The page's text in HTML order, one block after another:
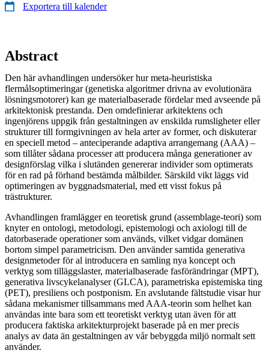
Exportera till kalender
Abstract
Den här avhandlingen undersöker hur meta-heuristiska
flermålsoptimeringar (genetiska algoritmer drivna av evolutionära
lösningsmotorer) kan ge materialbaserade fördelar med avseende på
arkitektonisk prestanda. Den omdefinierar arkitektens och
ingenjörens uppgik från gestaltningen av enskilda rumsligheter eller
strukturer till formgivningen av hela arter av former, och diskuterar
en speciell metod – anteciperande adaptiva arrangemang (AAA) –
som tillåter sådana processer att producera många generationer av
designförslag vilka i slutänden genererar individer som optimerats
för en rad på förhand bestämda målbilder. Särskild vikt läggs vid
optimeringen av byggnadsmaterial, med ett visst fokus på
trästrukturer.
Avhandlingen framlägger en teoretisk grund (assemblage-teori) som
knyter en ontologi, metodologi, epistemologi och axiologi till de
datorbaserade operationer som används, vilket vidgar domänen
bortom simpel parametricism. Den använder samtida generativa
designmetoder för al introducera en samling nya koncept och
verktyg som tilläggslaster, materialbaserade fasförändringar (MPT),
generativa livscykelanalyser (GLCA), parametriska epistemiska ting
(PET), presiliens och postponism. En avslutande fältstudie visar hur
sådana mekanismer tillsammans med AAA-teorin som helhet kan
användas inte bara som ett teoretiskt verktyg utan även för att
producera faktiska arkitekturprojekt baserade på en mer precis
analys av data än gestaltningen av vår bebyggda miljö normalt sett
använder.